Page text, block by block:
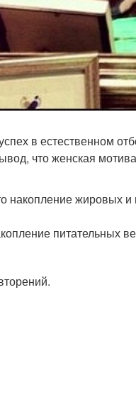
в естественном
что женская
накопление жировых
питательных